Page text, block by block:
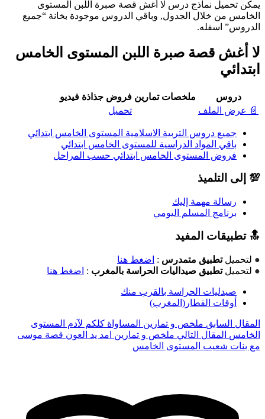
يمكن تحميل نماذج درس لا أغش قصة صبرة اللبن المستوى
الخامس من خلال الجدول, وباقي الدروس موجودة بخانة “جميع
الدروس” اسفله.
لا أغش قصة صبرة اللبن المستوى الخامس
ابتدائي
دروس ملخصات تمارين فروض جذاذة فيديو
📄 عرض الملف
تحميل
جميع دروس التربية الاسلامية المستوى الخامس ابتدائي
باقي المواد الدراسية للمستوى الخامس ابتدائي
فروض المستوى الخامس ابتدائي حسب المراحل
💯 إلى التلميذ
رسالة مهمة إليك
برنامج المسلم اليومي
🔝 تطبيقات المفيد
● لتحميلتطبيق متمدرس : اضغط هنا
● لتحميلتطبيق صيداليات الحراسة بالمغرب : اضغط هنا
صيدليات الحراسة بالقرب منك
أوقات القطار(المغرب)
المقال السابق ملخص و تمارين المساواة كلكم لآدم المستوى
الخامس المقال التالي ملخص و تمارين امد يد العون قصة موسى
مع بنات شعيب المستوى الخامس